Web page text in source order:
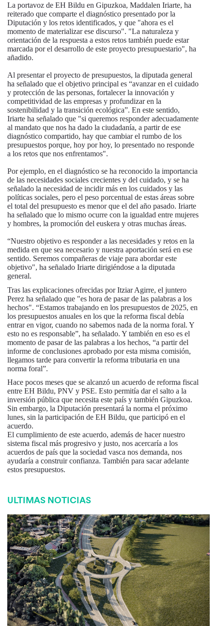
La portavoz de EH Bildu en Gipuzkoa, Maddalen Iriarte, ha
reiterado que comparte el diagnóstico presentado por la
Diputación y los retos identificados, y que "ahora es el
momento de materializar ese discurso". "La naturaleza y
orientación de la respuesta a estos retos también puede estar
marcada por el desarrollo de este proyecto presupuestario", ha
añadido.
Al presentar el proyecto de presupuestos, la diputada general
ha señalado que el objetivo principal es “avanzar en el cuidado
y protección de las personas, fortalecer la innovación y
competitividad de las empresas y profundizar en la
sostenibilidad y la transición ecológica”. En este sentido,
Iriarte ha señalado que "si queremos responder adecuadamente
al mandato que nos ha dado la ciudadanía, a partir de ese
diagnóstico compartido, hay que cambiar el rumbo de los
presupuestos porque, hoy por hoy, lo presentado no responde
a los retos que nos enfrentamos".
Por ejemplo, en el diagnóstico se ha reconocido la importancia
de las necesidades sociales crecientes y del cuidado, y se ha
señalado la necesidad de incidir más en los cuidados y las
políticas sociales, pero el peso porcentual de estas áreas sobre
el total del presupuesto es menor que el del año pasado. Iriarte
ha señalado que lo mismo ocurre con la igualdad entre mujeres
y hombres, la promoción del euskera y otras muchas áreas.
“Nuestro objetivo es responder a las necesidades y retos en la
medida en que sea necesario y nuestra aportación será en ese
sentido. Seremos compañeras de viaje para abordar este
objetivo", ha señalado Iriarte dirigiéndose a la diputada
general.
Tras las explicaciones ofrecidas por Itziar Agirre, el juntero
Perez ha señalado que "es hora de pasar de las palabras a los
hechos". “Estamos trabajando en los presupuestos de 2025, en
los presupuestos anuales en los que la reforma fiscal debía
entrar en vigor, cuando no sabemos nada de la norma foral. Y
esto no es responsable”, ha señalado. Y también en eso es el
momento de pasar de las palabras a los hechos, “a partir del
informe de conclusiones aprobado por esta misma comisión,
llegamos tarde para convertir la reforma tributaria en una
norma foral”.
Hace pocos meses que se alcanzó un acuerdo de reforma fiscal
entre EH Bildu, PNV y PSE. Esto permitía dar el salto a la
inversión pública que necesita este país y también Gipuzkoa.
Sin embargo, la Diputación presentará la norma el próximo
lunes, sin la participación de EH Bildu, que participó en el
acuerdo.
El cumplimiento de este acuerdo, además de hacer nuestro
sistema fiscal más progresivo y justo, nos acercaría a los
acuerdos de país que la sociedad vasca nos demanda, nos
ayudaría a construir confianza. También para sacar adelante
estos presupuestos.
ULTIMAS NOTICIAS